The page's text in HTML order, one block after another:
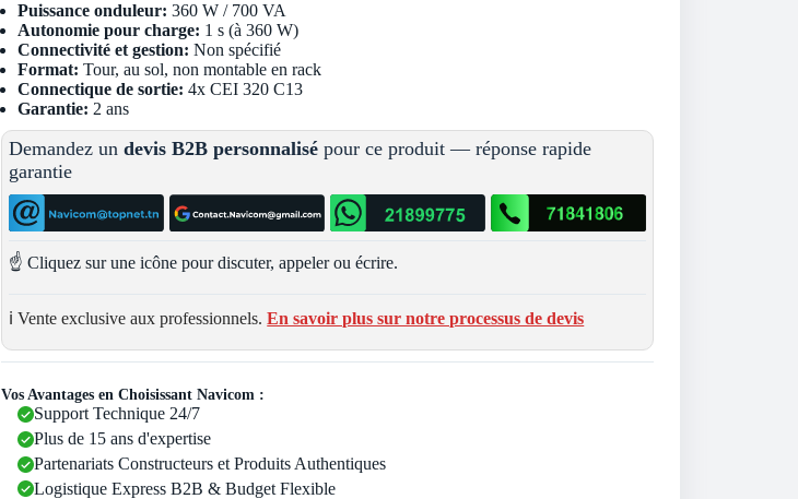
Puissance onduleur: 360 W / 700 VA
Autonomie pour charge: 1 s (à 360 W)
Connectivité et gestion: Non spécifié
Format: Tour, au sol, non montable en rack
Connectique de sortie: 4x CEI 320 C13
Garantie: 2 ans
Demandez undevis B2B personnalisé pour ce produit — réponse rapide
garantie
☝️ Cliquez sur une icône pour discuter, appeler ou écrire.
ℹ️ Vente exclusive aux professionnels.En savoir plus sur notre processus de devis
Vos Avantages en Choisissant Navicom :
Support Technique 24/7
Plus de 15 ans d'expertise
Partenariats Constructeurs et Produits Authentiques
Logistique Express B2B & Budget Flexible